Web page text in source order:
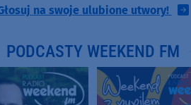
na swoje ulubione utwory!
PODCASTY WEEKEND FM